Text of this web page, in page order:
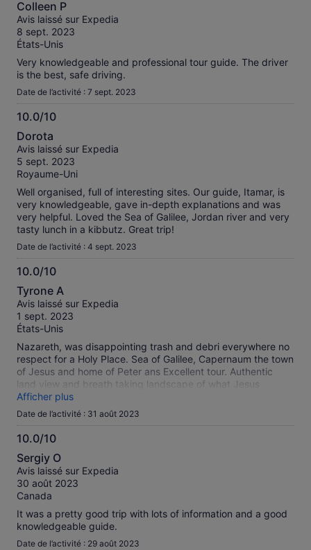
sur
10
Colleen P
Avis laissé sur Expedia
8 sept. 2023
États-Unis
Very knowledgeable and professional tour guide. The driver
is the best, safe driving.
Date de l’activité : 7 sept. 2023
10.0/10
10.0
sur
10
Dorota
Avis laissé sur Expedia
5 sept. 2023
Royaume-Uni
Well organised, full of interesting sites. Our guide, Itamar, is
very knowledgeable, gave in-depth explanations and was
very helpful. Loved the Sea of Galilee, Jordan river and very
tasty lunch in a kibbutz. Great trip!
Date de l’activité : 4 sept. 2023
10.0/10
10.0
sur
10
Tyrone A
Avis laissé sur Expedia
1 sept. 2023
États-Unis
Nazareth, was disappointing trash and debri everywhere no
respect for a Holy Place. Sea of Galilee, Capernaum the town
of Jesus and home of Peter ans Excellent tour. Authentic
land view and breath taking landscape of what Jesus
actually saw. Here history transcends time. Great Experience
to pause and thank our God in Heaven.
Afficher plus
Date de l’activité : 31 août 2023
10.0/10
10.0
sur
10
Sergiy O
Avis laissé sur Expedia
30 août 2023
Canada
It was a pretty good trip with lots of information and a good
knowledgeable guide.
Date de l’activité : 29 août 2023